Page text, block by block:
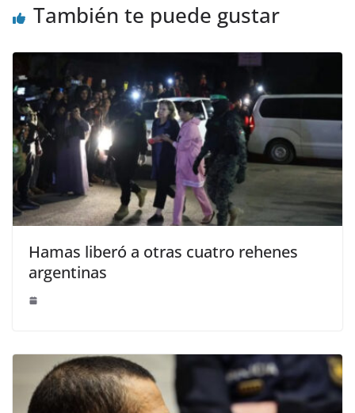
También te puede gustar
Hamas liberó a otras cuatro rehenes
argentinas